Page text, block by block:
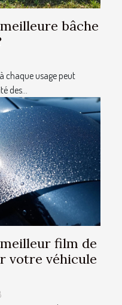
bâche
chaque usage peut
des...
film de
votre véhicule